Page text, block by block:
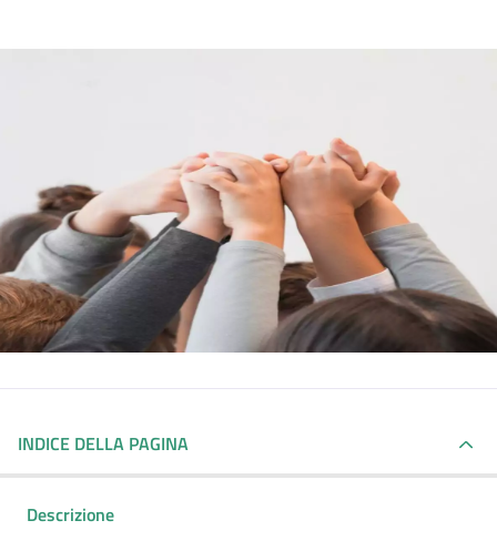
INDICE DELLA PAGINA
Descrizione